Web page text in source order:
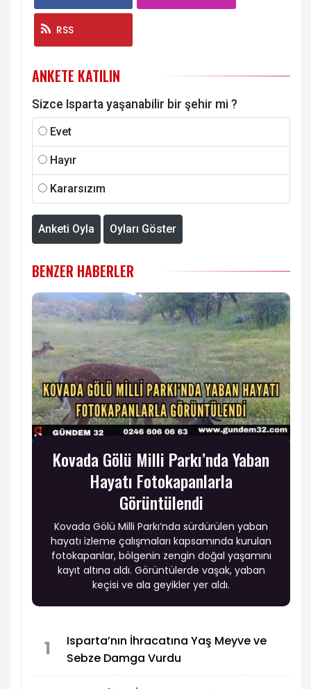
RSS
ANKETE KATILIN
Sizce Isparta yaşanabilir bir şehir mi ?
Evet
Hayır
Kararsızım
Anketi Oyla Oyları Göster
BENZER HABERLER
Kovada Gölü Milli Parkı’nda Yaban
Hayatı Fotokapanlarla
Görüntülendi
Kovada Gölü Milli Parkı’nda sürdürülen yaban
hayatı izleme çalışmaları kapsamında kurulan
fotokapanlar, bölgenin zengin doğal yaşamını
kayıt altına aldı. Görüntülerde vaşak, yaban
keçisi ve ala geyikler yer aldı.
1
Isparta’nın İhracatına Yaş Meyve ve
Sebze Damga Vurdu